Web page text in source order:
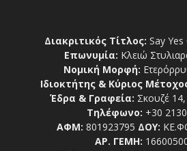
Διακριτικός Τίτλος: Say
Επωνυμία: Κλειώ
Νομική Μορφή:
Ιδιοκτήτης & Κύριος
Έδρα & Γραφεία: Σκουζέ
Τηλέφωνο: +30
ΑΦΜ: 801923795 ΔΟΥ:
ΑΡ. ΓΕΜΗ: